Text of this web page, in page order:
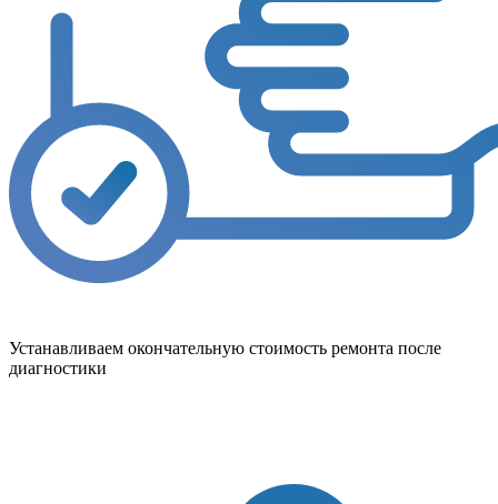
Устанавливаем окончательную стоимость ремонта после
диагностики